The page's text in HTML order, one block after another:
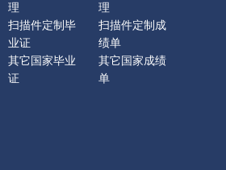
理
扫描件定制毕
业证
其它国家毕业
证
理
扫描件定制成
绩单
其它国家成绩
单